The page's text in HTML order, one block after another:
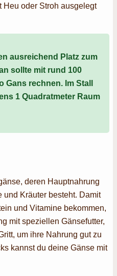
Heu oder Stroh ausgelegt
ausreichend Platz zum
sollte mit rund 100
Gans rechnen. Im Stall
1 Quadratmeter Raum
deren Hauptnahrung
und Kräuter besteht. Damit
und Vitamine bekommen,
mit speziellen Gänsefutter,
um ihre Nahrung gut zu
kannst du deine Gänse mit